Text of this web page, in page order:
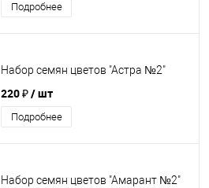
Подробнее
Набор семян цветов "Астра №2"
220 ₽/ шт
Подробнее
Набор семян цветов "Амарант №2"